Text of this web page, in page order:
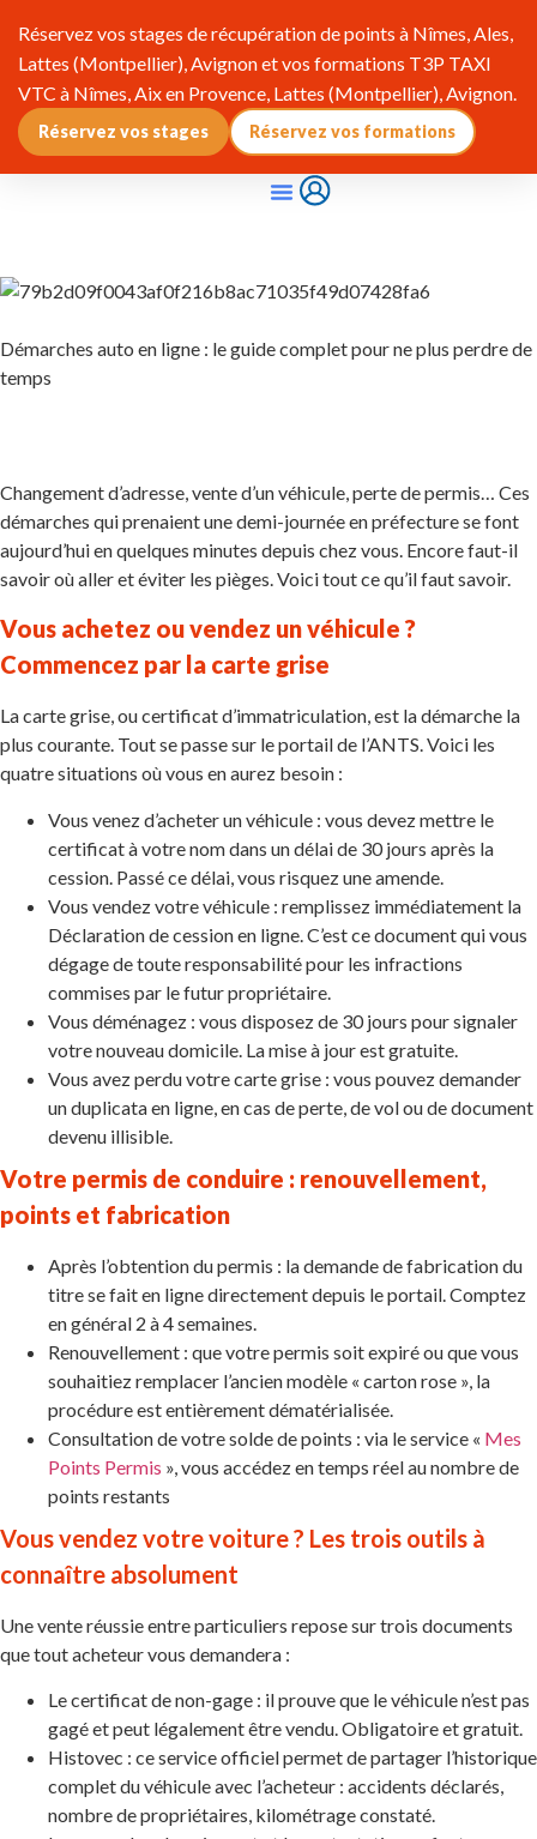
Réservez vos stages de récupération de points à Nîmes, Ales,
Lattes (Montpellier), Avignon et vos formations T3P TAXI
VTC à Nîmes, Aix en Provence, Lattes (Montpellier), Avignon.
Réservez vos stages Réservez vos formations
Démarches auto en ligne : le guide complet pour ne plus perdre de
temps
Changement d’adresse, vente d’un véhicule, perte de permis… Ces
démarches qui prenaient une demi-journée en préfecture se font
aujourd’hui en quelques minutes depuis chez vous. Encore faut-il
savoir où aller et éviter les pièges. Voici tout ce qu’il faut savoir.
Vous achetez ou vendez un véhicule ?
Commencez par la carte grise
La carte grise, ou certificat d’immatriculation, est la démarche la
plus courante. Tout se passe sur le portail de l’ANTS. Voici les
quatre situations où vous en aurez besoin :
Vous venez d’acheter un véhicule : vous devez mettre le
certificat à votre nom dans un délai de 30 jours après la
cession. Passé ce délai, vous risquez une amende.
Vous vendez votre véhicule : remplissez immédiatement la
Déclaration de cession en ligne. C’est ce document qui vous
dégage de toute responsabilité pour les infractions
commises par le futur propriétaire.
Vous déménagez : vous disposez de 30 jours pour signaler
votre nouveau domicile. La mise à jour est gratuite.
Vous avez perdu votre carte grise : vous pouvez demander
un duplicata en ligne, en cas de perte, de vol ou de document
devenu illisible.
Votre permis de conduire : renouvellement,
points et fabrication
Après l’obtention du permis : la demande de fabrication du
titre se fait en ligne directement depuis le portail. Comptez
en général 2 à 4 semaines.
Renouvellement : que votre permis soit expiré ou que vous
souhaitiez remplacer l’ancien modèle « carton rose », la
procédure est entièrement dématérialisée.
Consultation de votre solde de points : via le service « Mes
Points Permis », vous accédez en temps réel au nombre de
points restants
Vous vendez votre voiture ? Les trois outils à
connaître absolument
Une vente réussie entre particuliers repose sur trois documents
que tout acheteur vous demandera :
Le certificat de non-gage : il prouve que le véhicule n’est pas
gagé et peut légalement être vendu. Obligatoire et gratuit.
Histovec : ce service officiel permet de partager l’historique
complet du véhicule avec l’acheteur : accidents déclarés,
nombre de propriétaires, kilométrage constaté.